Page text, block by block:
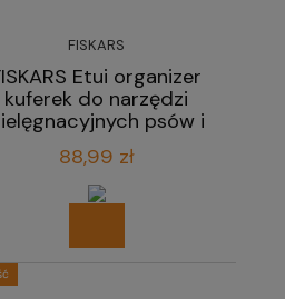
FISKARS
Etui organizer
kuferek do narzędzi
psów i
88,99 zł